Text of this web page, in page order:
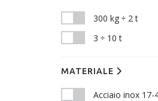
300 kg ÷ 2 t
3 ÷ 10 t
MATERIALE
Acciaio inox 17-